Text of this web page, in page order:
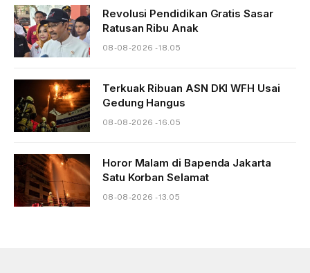
Revolusi Pendidikan Gratis Sasar
Ratusan Ribu Anak
08-08-2026 - 18.05
Terkuak Ribuan ASN DKI WFH Usai
Gedung Hangus
08-08-2026 - 16.05
Horor Malam di Bapenda Jakarta
Satu Korban Selamat
08-08-2026 - 13.05